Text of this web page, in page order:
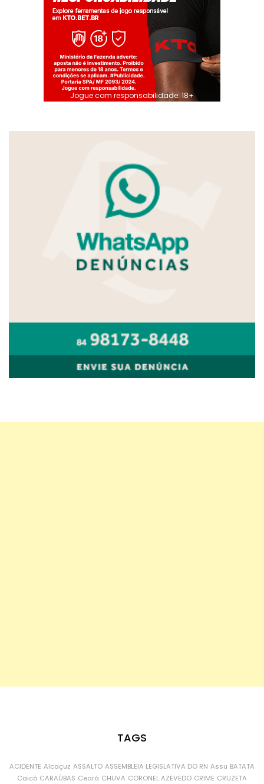
Jogue com responsabilidade. 18+
TAGS
ACIDENTE Alcaçuz ASSALTO ASSEMBLEIA LEGISLATIVA DO RN Assu BATATA
Caicó CARAÚBAS Ceará CHUVA CORONEL AZEVEDO CRIME CRUZETA